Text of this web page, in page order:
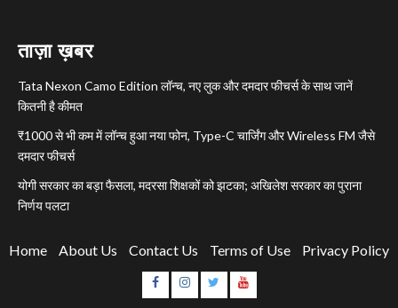
ताज़ा ख़बर
Tata Nexon Camo Edition लॉन्च, नए लुक और दमदार फीचर्स के साथ जानें
कितनी है कीमत
₹1000 से भी कम में लॉन्च हुआ नया फोन, Type-C चार्जिंग और Wireless FM जैसे
दमदार फीचर्स
योगी सरकार का बड़ा फैसला, मदरसा शिक्षकों को झटका; अखिलेश सरकार का पुराना
निर्णय पलटा
Home About Us Contact Us Terms of Use Privacy Policy
Facebook
Instagram
TwitterYouTube